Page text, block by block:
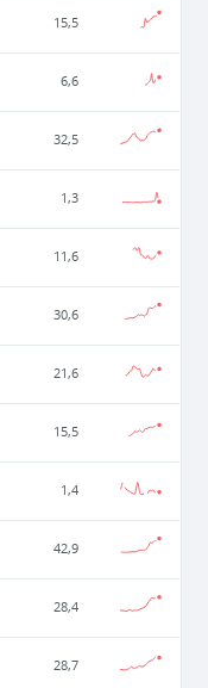
15,5
6,6
32,5
1,3
11,6
30,6
21,6
15,5
1,4
42,9
28,4
28,7